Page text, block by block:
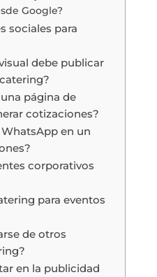
Google?
sociales para
debe publicar
página de
cotizaciones?
en un
corporativos
para eventos
de otros
en la publicidad